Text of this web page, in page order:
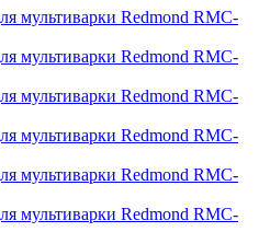
мультиварки Redmond RMC-
мультиварки Redmond RMC-
мультиварки Redmond RMC-
мультиварки Redmond RMC-
мультиварки Redmond RMC-
мультиварки Redmond RMC-